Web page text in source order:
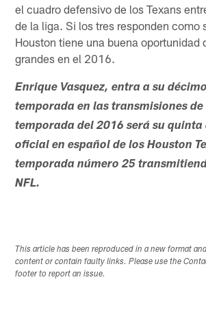
el cuadro defensivo de los Texans
de la liga. Si los tres responden como
Houston tiene una buena oportunidad
grandes en el 2016.
Enrique Vasquez, entra a su
temporada en las transmisiones de
temporada del 2016 será su quinta
oficial en español de los Houston
temporada número 25
NFL.
This article has been reproduced in a new format
content or contain faulty links. Please use the
footer to report an issue.